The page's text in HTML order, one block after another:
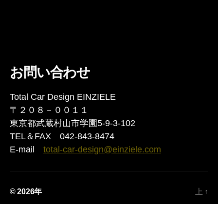
お問い合わせ
Total Car Design EINZIELE
〒２０８－００１１
東京都武蔵村山市学園5-9-3-102
TEL＆FAX 042-843-8474
E-mail total-car-design@einziele.com
© 2026年 上 ↑